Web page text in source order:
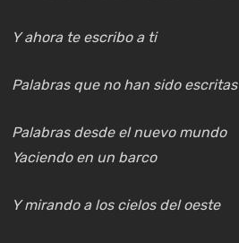
Y ahora te escribo a ti
Palabras que no han sido escritas
Palabras desde el nuevo mundo
Yaciendo en un barco
Y mirando a los cielos del oeste